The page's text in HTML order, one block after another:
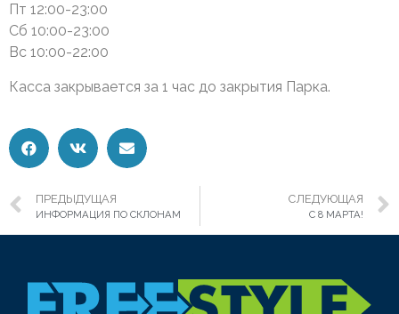
Пт 12:00-23:00
Сб 10:00-23:00
Вс 10:00-22:00 ⠀ ⠀
Касса закрывается за 1 час до закрытия Парка.
ПРЕДЫДУЩАЯ
ИНФОРМАЦИЯ ПО СКЛОНАМ
СЛЕДУЮЩАЯ
С 8 МАРТА!